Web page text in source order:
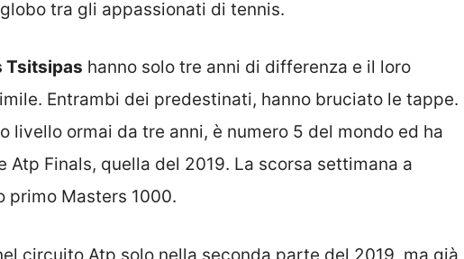
tra gli appassionati di tennis.
Tsitsipas hanno solo tre anni di differenza e il loro
Entrambi dei predestinati, hanno bruciato le tappe.
livello ormai da tre anni, è numero 5 del mondo ed ha
Atp Finals, quella del 2019. La scorsa settimana a
primo Masters 1000.
circuito Atp solo nella seconda parte del 2019, ma già